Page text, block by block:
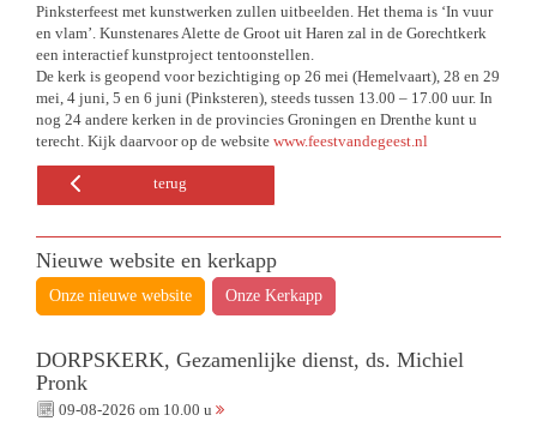
Pinksterfeest met kunstwerken zullen uitbeelden. Het thema is ‘In vuur
en vlam’. Kunstenares Alette de Groot uit Haren zal in de Gorechtkerk
een interactief kunstproject tentoonstellen.
De kerk is geopend voor bezichtiging op 26 mei (Hemelvaart), 28 en 29
mei, 4 juni, 5 en 6 juni (Pinksteren), steeds tussen 13.00 – 17.00 uur. In
nog 24 andere kerken in de provincies Groningen en Drenthe kunt u
terecht. Kijk daarvoor op de website www.feestvandegeest.nl
terug
Nieuwe website en kerkapp
Onze nieuwe website Onze Kerkapp
DORPSKERK, Gezamenlijke dienst, ds. Michiel
Pronk
09-08-2026 om 10.00 u